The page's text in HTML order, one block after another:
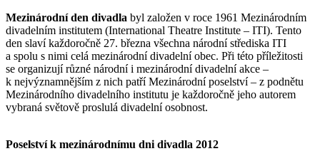
Mezinárodní den divadla byl založen v roce 1961 Mezinárodním
divadelním institutem (International Theatre Institute – ITI). Tento
den slaví každoročně 27. března všechna národní střediska ITI
a spolu s nimi celá mezinárodní divadelní obec. Při této příležitosti
se organizují různé národní i mezinárodní divadelní akce –
k nejvýznamnějším z nich patří Mezinárodní poselství – z podnětu
Mezinárodního divadelního institutu je každoročně jeho autorem
vybraná světově proslulá divadelní osobnost.
Poselství k mezinárodnímu dni divadla 2012